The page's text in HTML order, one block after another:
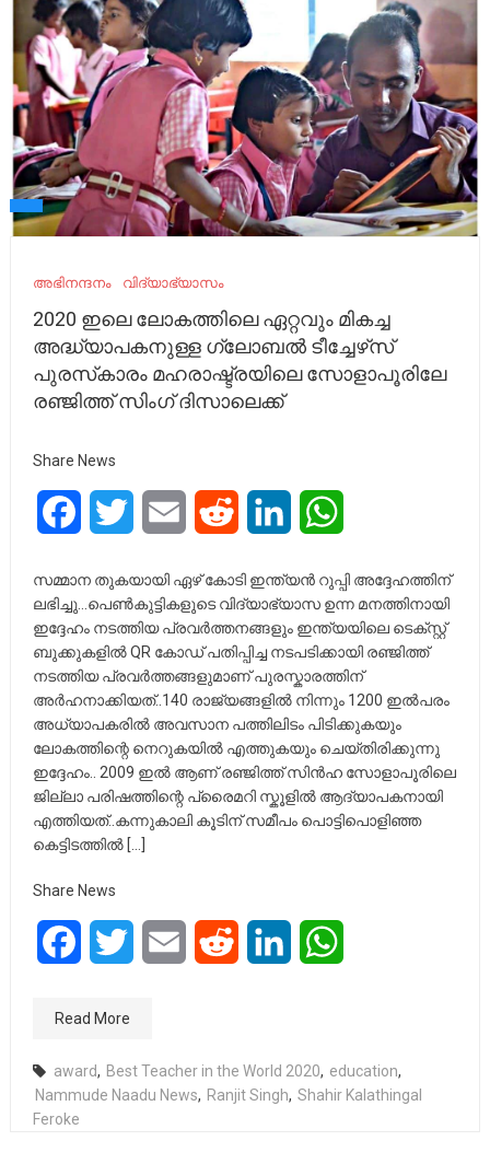
അഭിനന്ദനം വിദ്യാഭ്യാസം
2020 ഇലെ ലോകത്തിലെ ഏറ്റവും മികച്ച
അദ്ധ്യാപകനുള്ള ഗ്ലോബൽ ടീച്ചേഴ്‌സ്
പുരസ്‌കാരം മഹരാഷ്ട്രയിലെ സോളാപൂരിലേ
രഞ്ജിത്ത് സിംഗ് ദിസാലെക്ക്
Share News
FacebookTwitter Email Reddit LinkedIn
സമ്മാന തുകയായി ഏഴ് കോടി ഇന്ത്യൻ റുപ്പി അദ്ദേഹത്തിന്
ലഭിച്ചു…പെൺകുട്ടികളുടെ വിദ്യാഭ്യാസ ഉന്ന മനത്തിനായി
ഇദ്ദേഹം നടത്തിയ പ്രവർത്തനങ്ങളും ഇന്ത്യയിലെ ടെക്സ്റ്റ്‌
ബുക്കുകളിൽ QR കോഡ് പതിപ്പിച്ച നടപടിക്കായി രഞ്ജിത്ത്
നടത്തിയ പ്രവർത്തങ്ങളുമാണ് പുരസ്കാരത്തിന്
അർഹനാക്കിയത്..140 രാജ്യങ്ങളിൽ നിന്നും 1200 ഇൽപരം
അധ്യാപകരിൽ അവസാന പത്തിലിടം പിടിക്കുകയും
ലോകത്തിന്റെ നെറുകയിൽ എത്തുകയും ചെയ്തിരിക്കുന്നു
ഇദ്ദേഹം.. 2009 ഇൽ ആണ് രഞ്ജിത്ത് സിൻഹ സോളാപൂരിലെ
ജില്ലാ പരിഷത്തിന്റെ പ്രൈമറി സ്കൂളിൽ ആദ്യാപകനായി
എത്തിയത്..കന്നുകാലി കൂടിന് സമീപം പൊട്ടിപൊളിഞ്ഞ
കെട്ടിടത്തിൽ […]
Share News
FacebookTwitter Email Reddit LinkedIn
Read More
award, Best Teacher in the World 2020, education,
Nammude Naadu News, Ranjit Singh, Shahir Kalathingal
Feroke